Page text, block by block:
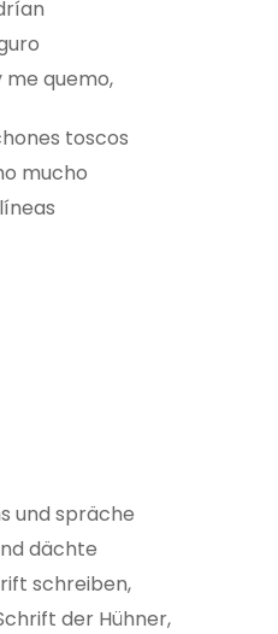
me quemo,
toscos
mucho
und spräche
dächte
schreiben,
der Hühner,